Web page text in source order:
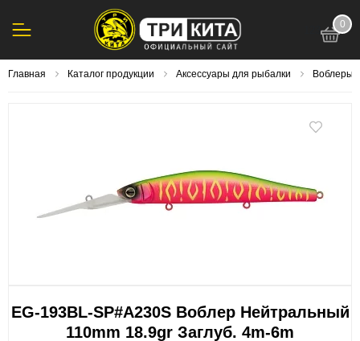
0
Главная Каталог продукции Аксессуары для рыбалки Воблеры
EG-193BL-SP#A230S Воблер Нейтральный
110mm 18.9gr Заглуб. 4m-6m